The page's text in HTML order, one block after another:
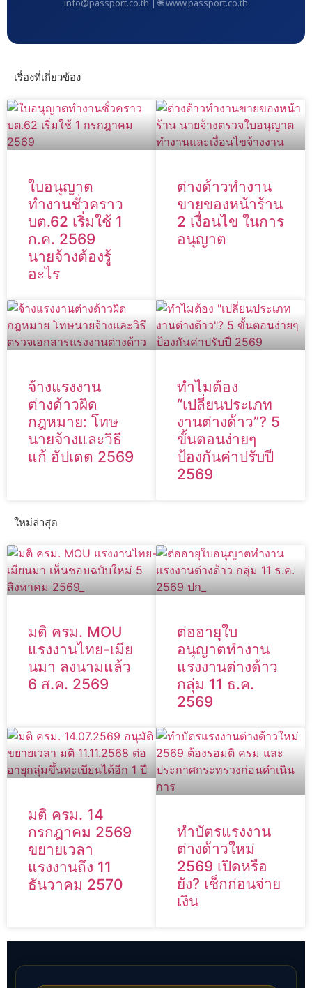
info@passport.co.th | 🌐 www.passport.co.th
เรื่องที่เกี่ยวข้อง
ใบอนุญาต
ทำงานชั่วคราว
บต.62 เริ่มใช้ 1
ก.ค. 2569
นายจ้างต้องรู้
อะไร
ต่างด้าวทำงาน
ขายของหน้าร้าน
2 เงื่อนไข ในการ
อนุญาต
จ้างแรงงาน
ต่างด้าวผิด
กฎหมาย: โทษ
นายจ้างและวิธี
แก้ อัปเดต 2569
ทำไมต้อง
“เปลี่ยนประเภท
งานต่างด้าว”? 5
ขั้นตอนง่ายๆ
ป้องกันค่าปรับปี
2569
ใหม่ล่าสุด
มติ ครม. MOU
แรงงานไทย-เมีย
นมา ลงนามแล้ว
6 ส.ค. 2569
ต่ออายุใบ
อนุญาตทำงาน
แรงงานต่างด้าว
กลุ่ม 11 ธ.ค.
2569
มติ ครม. 14
กรกฎาคม 2569
ขยายเวลา
แรงงานถึง 11
ธันวาคม 2570
ทำบัตรแรงงาน
ต่างด้าวใหม่
2569 เปิดหรือ
ยัง? เช็กก่อนจ่าย
เงิน